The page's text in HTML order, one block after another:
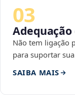
03
Não tem ligação
para suportar
SAIBA MAIS